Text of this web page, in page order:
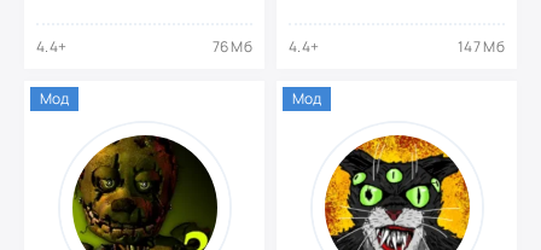
4.4+ 76 Мб 4.4+ 147 Мб
Мод Мод